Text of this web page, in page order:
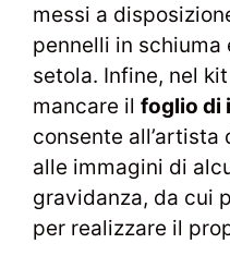
messi a
pennelli in
setola. Infine, nel
mancare il foglio di
consente all’artista
alle immagini di
gravidanza, da cui
per realizzare il